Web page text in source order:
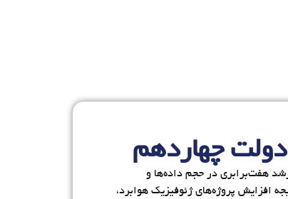
هفت‌برابری در حجم داده‌ها و
افزایش پروژه‌های ژئوفیزیک هوابرد،